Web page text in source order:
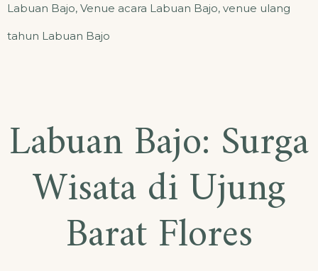
Labuan Bajo, Venue acara Labuan Bajo, venue ulang
tahun Labuan Bajo
Labuan Bajo: Surga
Wisata di Ujung
Barat Flores